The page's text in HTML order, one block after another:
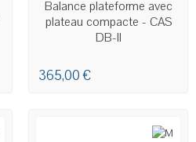
24H00 À 48H00
Balance plateforme avec
plateau compacte - CAS
DB-II
365,00 €